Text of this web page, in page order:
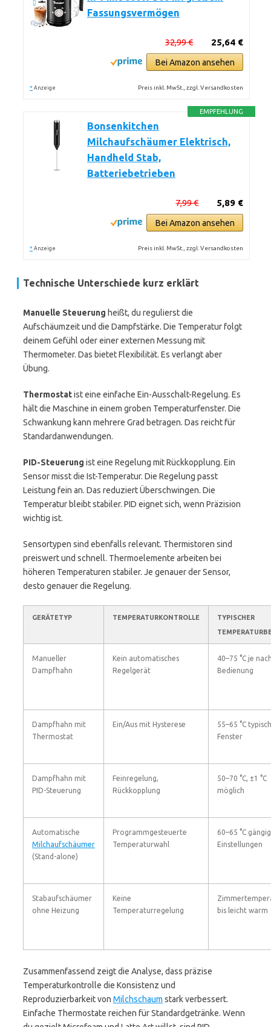
Fassungsvermögen
25,64 €
32,99 €
Bei Amazon ansehen
* Anzeige Preis inkl. MwSt., zzgl. Versandkosten
EMPFEHLUNG
Bonsenkitchen
Milchaufschäumer Elektrisch,
Handheld Stab,
Batteriebetrieben
5,89 €
7,99 €
Bei Amazon ansehen
* Anzeige Preis inkl. MwSt., zzgl. Versandkosten
Technische Unterschiede kurz erklärt
Manuelle Steuerung heißt, du regulierst die
Aufschäumzeit und die Dampfstärke. Die Temperatur folgt
deinem Gefühl oder einer externen Messung mit
Thermometer. Das bietet Flexibilität. Es verlangt aber
Übung.
Thermostatist eine einfache Ein-Ausschalt-Regelung. Es
hält die Maschine in einem groben Temperaturfenster. Die
Schwankung kann mehrere Grad betragen. Das reicht für
Standardanwendungen.
PID-Steuerung ist eine Regelung mit Rückkopplung. Ein
Sensor misst die Ist-Temperatur. Die Regelung passt
Leistung fein an. Das reduziert Überschwingen. Die
Temperatur bleibt stabiler. PID eignet sich, wenn Präzision
wichtig ist.
Sensortypen sind ebenfalls relevant. Thermistoren sind
preiswert und schnell. Thermoelemente arbeiten bei
höheren Temperaturen stabiler. Je genauer der Sensor,
desto genauer die Regelung.
GERÄTETYP TEMPERATURKONTROLLE
TYPISCHER
Manueller
Dampfhahn
Kein automatisches
Regelgerät
40–75 °C je
Bedienung
Dampfhahn mit
Thermostat
Ein/Aus mit Hysterese
55–65 °C
Fenster
Dampfhahn mit
PID-Steuerung
Feinregelung,
Rückkopplung
50–70 °C, ±1 °C
möglich
Automatische
Milchaufschäumer
(Stand-alone)
Programmgesteuerte
Temperaturwahl
60–65 °C
Einstellungen
Stabaufschäumer
ohne Heizung
Keine
Temperaturregelung
bis leicht warm
Zusammenfassend zeigt die Analyse, dass präzise
Temperaturkontrolle die Konsistenz und
Reproduzierbarkeit von Milchschaum stark verbessert.
Einfache Thermostate reichen für Standardgetränke. Wenn